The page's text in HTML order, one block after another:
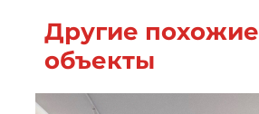
Другие похожие
объекты